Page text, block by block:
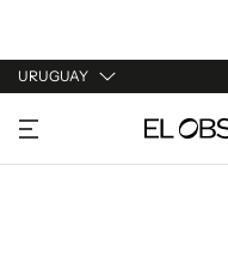
URUGUAY
URUGUAY
ARGENTINA